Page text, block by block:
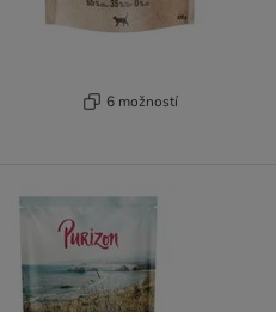
6 možností